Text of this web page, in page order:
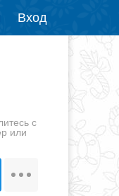
Вход
с
или